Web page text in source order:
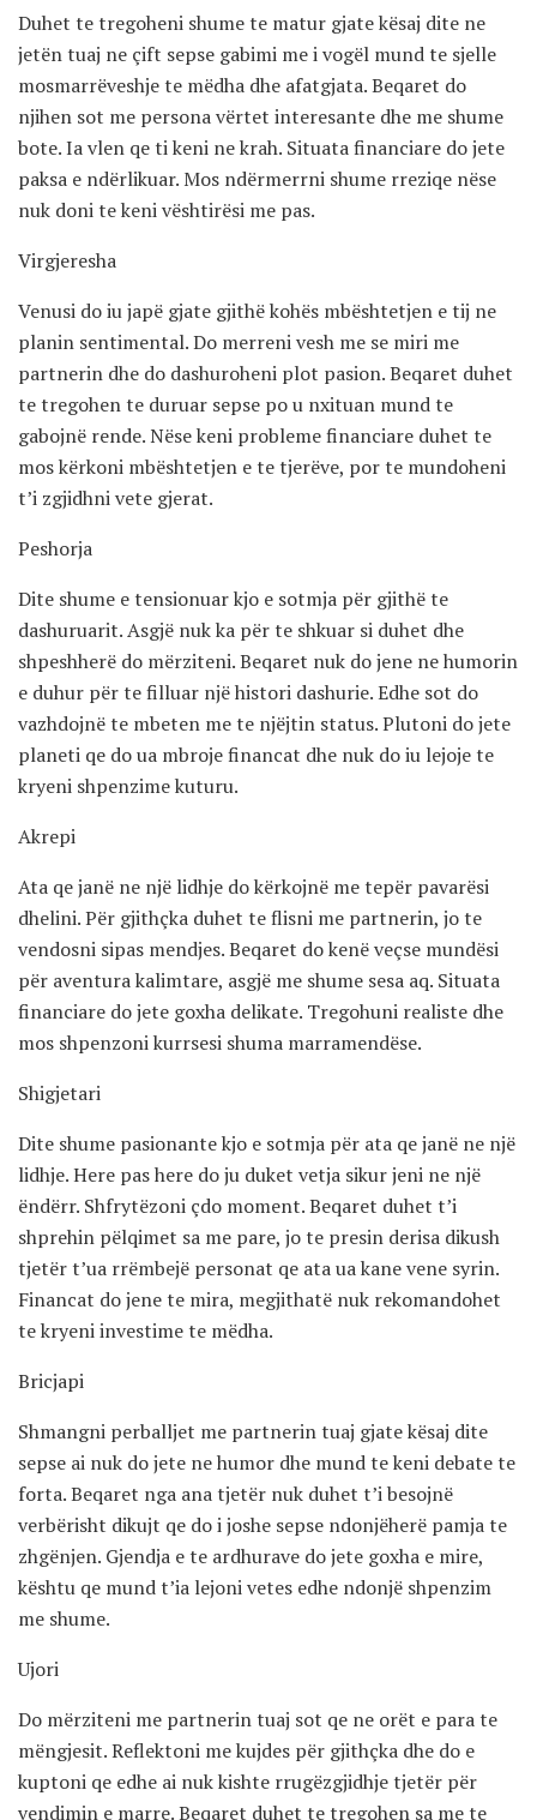
Duhet te tregoheni shume te matur gjate kësaj dite ne
jetën tuaj ne çift sepse gabimi me i vogël mund te sjelle
mosmarrëveshje te mëdha dhe afatgjata. Beqaret do
njihen sot me persona vërtet interesante dhe me shume
bote. Ia vlen qe ti keni ne krah. Situata financiare do jete
paksa e ndërlikuar. Mos ndërmerrni shume rreziqe nëse
nuk doni te keni vështirësi me pas.
Virgjeresha
Venusi do iu japë gjate gjithë kohës mbështetjen e tij ne
planin sentimental. Do merreni vesh me se miri me
partnerin dhe do dashuroheni plot pasion. Beqaret duhet
te tregohen te duruar sepse po u nxituan mund te
gabojnë rende. Nëse keni probleme financiare duhet te
mos kërkoni mbështetjen e te tjerëve, por te mundoheni
t’i zgjidhni vete gjerat.
Peshorja
Dite shume e tensionuar kjo e sotmja për gjithë te
dashuruarit. Asgjë nuk ka për te shkuar si duhet dhe
shpeshherë do mërziteni. Beqaret nuk do jene ne humorin
e duhur për te filluar një histori dashurie. Edhe sot do
vazhdojnë te mbeten me te njëjtin status. Plutoni do jete
planeti qe do ua mbroje financat dhe nuk do iu lejoje te
kryeni shpenzime kuturu.
Akrepi
Ata qe janë ne një lidhje do kërkojnë me tepër pavarësi
dhelini. Për gjithçka duhet te flisni me partnerin, jo te
vendosni sipas mendjes. Beqaret do kenë veçse mundësi
për aventura kalimtare, asgjë me shume sesa aq. Situata
financiare do jete goxha delikate. Tregohuni realiste dhe
mos shpenzoni kurrsesi shuma marramendëse.
Shigjetari
Dite shume pasionante kjo e sotmja për ata qe janë ne një
lidhje. Here pas here do ju duket vetja sikur jeni ne një
ëndërr. Shfrytëzoni çdo moment. Beqaret duhet t’i
shprehin pëlqimet sa me pare, jo te presin derisa dikush
tjetër t’ua rrëmbejë personat qe ata ua kane vene syrin.
Financat do jene te mira, megjithatë nuk rekomandohet
te kryeni investime te mëdha.
Bricjapi
Shmangni perballjet me partnerin tuaj gjate kësaj dite
sepse ai nuk do jete ne humor dhe mund te keni debate te
forta. Beqaret nga ana tjetër nuk duhet t’i besojnë
verbërisht dikujt qe do i joshe sepse ndonjëherë pamja te
zhgënjen. Gjendja e te ardhurave do jete goxha e mire,
kështu qe mund t’ia lejoni vetes edhe ndonjë shpenzim
me shume.
Ujori
Do mërziteni me partnerin tuaj sot qe ne orët e para te
mëngjesit. Reflektoni me kujdes për gjithçka dhe do e
kuptoni qe edhe ai nuk kishte rrugëzgjidhje tjetër për
vendimin e marre. Beqaret duhet te tregohen sa me te